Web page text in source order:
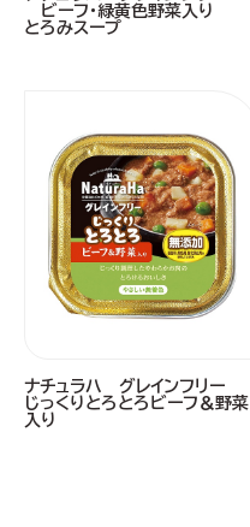
ビーフ・緑黄色野菜入り
とろみスープ
ナチュラハ グレインフリー
じっくりとろとろビーフ＆野菜
入り